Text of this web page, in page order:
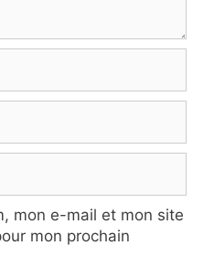
mon e-mail et mon site
mon prochain